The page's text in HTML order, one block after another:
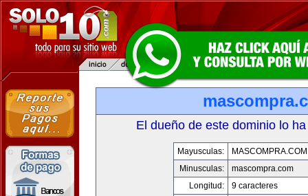
El dueño de este dominio lo
Mayusculas:
MASCOMPRA.COM
Minusculas:
mascompra.com
Longitud:
9 caracteres